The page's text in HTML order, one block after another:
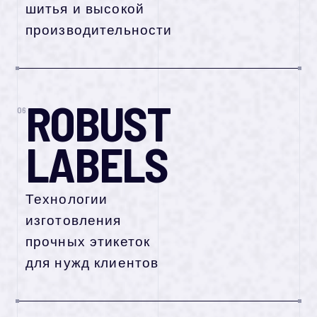
шитья и высокой
производительности
06ROBUST
LABELS
Технологии
изготовления
прочных этикеток
для нужд клиентов